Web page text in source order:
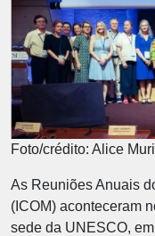
Foto/crédito: Alice
As Reuniões Anuais
(ICOM) aconteceram
sede da UNESCO,